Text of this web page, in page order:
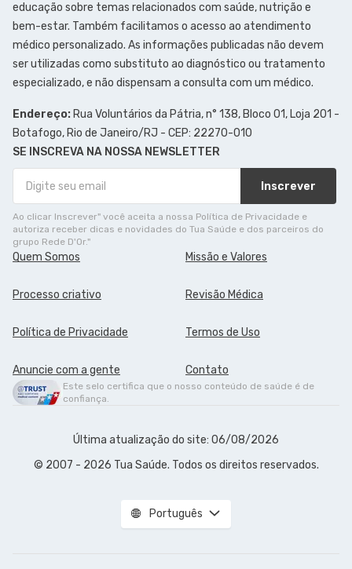
educação sobre temas relacionados com saúde, nutrição e
bem-estar. Também facilitamos o acesso ao atendimento
médico personalizado. As informações publicadas não devem
ser utilizadas como substituto ao diagnóstico ou tratamento
especializado, e não dispensam a consulta com um médico.
Endereço: Rua Voluntários da Pátria, n° 138, Bloco 01, Loja 201 -
Botafogo, Rio de Janeiro/RJ - CEP: 22270-010
SE INSCREVA NA NOSSA NEWSLETTER
Inscrever
Ao clicar Inscrever" você aceita a nossa Política de Privacidade e
autoriza receber dicas e novidades do Tua Saúde e dos parceiros do
grupo Rede D'Or."
Quem Somos Missão e Valores
Processo criativo Revisão Médica
Política de Privacidade Termos de Uso
Anuncie com a gente Contato
Este selo certifica que o nosso conteúdo de saúde é de
confiança.
Última atualização do site: 06/08/2026
© 2007 - 2026 Tua Saúde. Todos os direitos reservados.
Português